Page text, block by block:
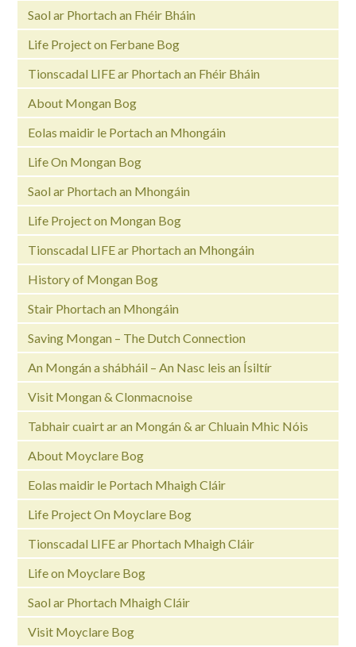
Saol ar Phortach an Fhéir Bháin
Life Project on Ferbane Bog
Tionscadal LIFE ar Phortach an Fhéir Bháin
About Mongan Bog
Eolas maidir le Portach an Mhongáin
Life On Mongan Bog
Saol ar Phortach an Mhongáin
Life Project on Mongan Bog
Tionscadal LIFE ar Phortach an Mhongáin
History of Mongan Bog
Stair Phortach an Mhongáin
Saving Mongan – The Dutch Connection
An Mongán a shábháil – An Nasc leis an Ísiltír
Visit Mongan & Clonmacnoise
Tabhair cuairt ar an Mongán & ar Chluain Mhic Nóis
About Moyclare Bog
Eolas maidir le Portach Mhaigh Cláir
Life Project On Moyclare Bog
Tionscadal LIFE ar Phortach Mhaigh Cláir
Life on Moyclare Bog
Saol ar Phortach Mhaigh Cláir
Visit Moyclare Bog